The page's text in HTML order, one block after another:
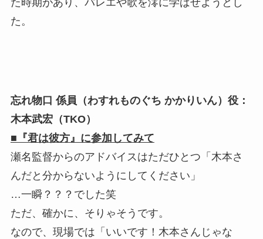
た。
忘れ物口 係員（わすれものぐち かかりいん）役：
木本武宏（TKO）
■『君は彼方』に参加してみて
瀬名監督からのアドバイスはただひとつ「木本さ
んだと分からないようにしてください」
…一瞬？？？でした笑
ただ、確かに、そりゃそうです。
なので、現場では「いいです！木本さんじゃな